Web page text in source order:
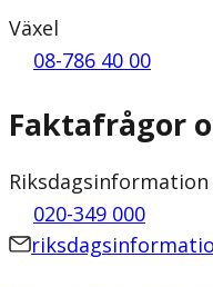
Växel
08-786 40 00
Faktafrågor
Riksdagsinformation
020-349 000